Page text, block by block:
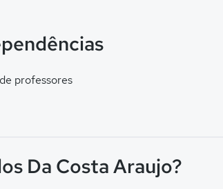
professores
Da Costa Araujo?